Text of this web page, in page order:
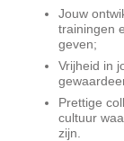
Jouw
trainingen
geven;
Vrijheid in
Prettige
cultuur
zijn.